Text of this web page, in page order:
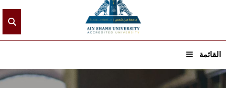
القائمة
الرئيسيـة